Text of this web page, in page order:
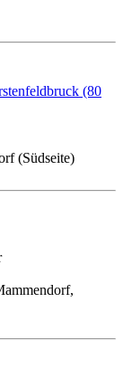
(80
(Südseite)